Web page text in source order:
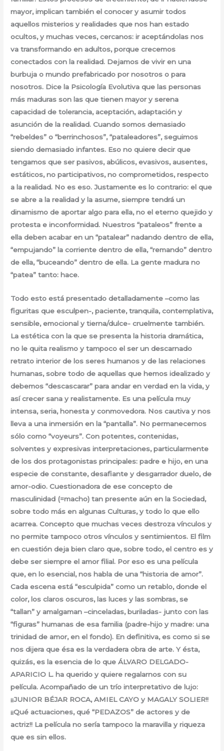
mayor, implican también el conocer y asumir todos
aquellos misterios y realidades que nos han estado
ocultos, y muchas veces, cercanos: ir aceptándolas nos
va transformando en adultos, porque crecemos
conectados con la realidad. Dejamos de vivir en una
burbuja o mundo prefabricado por nosotros o para
nosotros. Dice la Psicología Evolutiva que las personas
más maduras son las que tienen mayor y serena
capacidad de tolerancia, aceptación, adaptación y
asunción de la realidad. Cuando somos demasiado
“rebeldes” o “berrinchosos”, “pataleadores”, seguimos
siendo demasiado infantes. Eso no quiere decir que
tengamos que ser pasivos, abúlicos, evasivos, ausentes,
estáticos, no participativos, no comprometidos, respecto
a la realidad. No es eso. Justamente es lo contrario: el que
se abre a la realidad y la asume, siempre tendrá un
dinamismo de aportar algo para ella, no el eterno quejido y
protesta e inconformidad. Nuestros “pataleos” frente a
ella deben acabar en un “patalear” nadando dentro de ella,
“empujando” la corriente dentro de ella, “remando” dentro
de ella, “buceando” dentro de ella. La gente madura no
“patea” tanto: hace.
Todo esto está presentado detalladamente –como las
figuritas que esculpen-, paciente, tranquila, contemplativa,
sensible, emocional y tierna/dulce- cruelmente también.
La estética con la que se presenta la historia dramática,
no le quita realismo y tampoco el ser un descarnado
retrato interior de los seres humanos y de las relaciones
humanas, sobre todo de aquellas que hemos idealizado y
debemos “descascarar” para andar en verdad en la vida, y
así crecer sana y realistamente. Es una película muy
intensa, seria, honesta y conmovedora. Nos cautiva y nos
lleva a una inmersión en la “pantalla”. No permanecemos
sólo como “voyeurs”. Con potentes, contenidas,
solventes y expresivas interpretaciones, particularmente
de los dos protagonistas principales: padre e hijo, en una
especie de constante, desafiante y desgarrador duelo, de
amor-odio. Cuestionadora de ese concepto de
masculinidad (=macho) tan presente aún en la Sociedad,
sobre todo más en algunas Culturas, y todo lo que ello
acarrea. Concepto que muchas veces destroza vínculos y
no permite tampoco otros vínculos y sentimientos. El film
en cuestión deja bien claro que, sobre todo, el centro es y
debe ser siempre el amor filial. Por eso es una película
que, en lo esencial, nos habla de una “historia de amor”.
Cada escena está “esculpida” como un retablo, donde el
color, los claros oscuros, las luces y las sombras, se
“tallan” y amalgaman –cinceladas, buriladas- junto con las
“figuras” humanas de esa familia (padre-hijo y madre: una
trinidad de amor, en el fondo). En definitiva, es como si se
nos dijera que ésa es la verdadera obra de arte. Y ésta,
quizás, es la esencia de lo que ÁLVARO DELGADO-
APARICIO L. ha querido y quiere regalarnos con su
película. Acompañado de un trío interpretativo de lujo:
¡¡JUNIOR BÉJAR ROCA, AMIEL CAYO y MAGALY SOLIER!!
¡¡Qué actuaciones, qué “PEDAZOS” de actores y de
actriz!! La película no sería tampoco la maravilla y riqueza
que es sin ellos.